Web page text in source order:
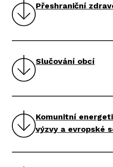
Přeshraniční
Slučování obcí
Komunitní
výzvy a evropské